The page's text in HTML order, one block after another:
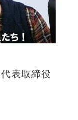
表取締役